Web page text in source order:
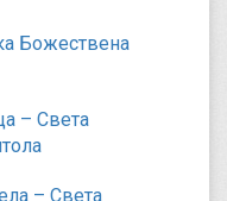
Божествена
– Света
– Света